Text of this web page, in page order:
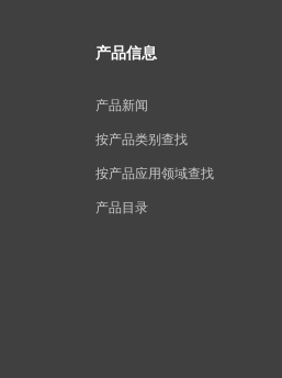
产品信息
产品新闻
按产品类别查找
按产品应用领域查找
产品目录